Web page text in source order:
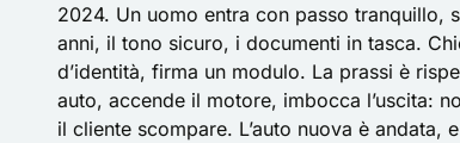
2024. Un uomo entra con passo tranquillo,
anni, il tono sicuro, i documenti in tasca.
d’identità, firma un modulo. La prassi è
auto, accende il motore, imbocca l’uscita:
il cliente scompare. L’auto nuova è